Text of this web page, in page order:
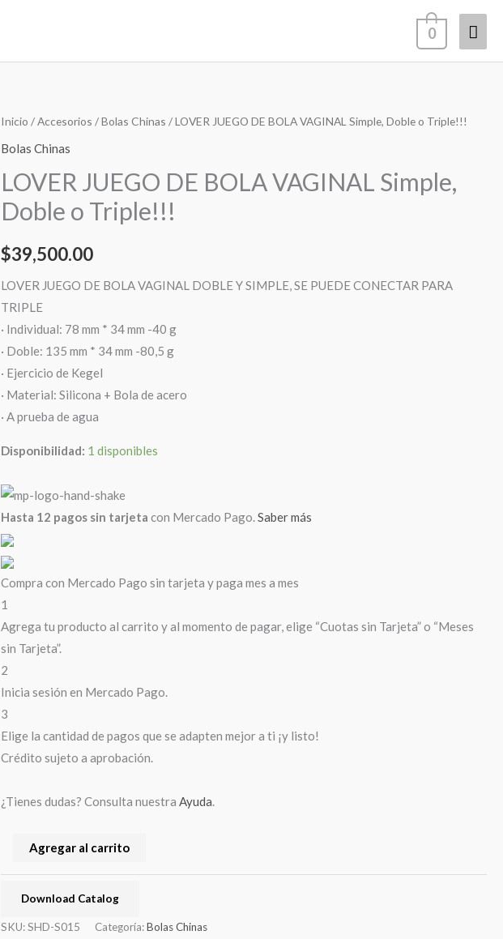
0
Inicio /Accesorios /Bolas Chinas / LOVER JUEGO DE BOLA VAGINAL Simple, Doble o Triple!!!
Bolas Chinas
LOVER JUEGO DE BOLA VAGINAL Simple,
Doble o Triple!!!
$39,500.00
LOVER JUEGO DE BOLA VAGINAL DOBLE Y SIMPLE, SE PUEDE CONECTAR PARA
TRIPLE
· Individual: 78 mm * 34 mm -40 g
· Doble: 135 mm * 34 mm -80,5 g
· Ejercicio de Kegel
· Material: Silicona + Bola de acero
· A prueba de agua
Disponibilidad: 1 disponibles
Hasta 12 pagos sin tarjeta con Mercado Pago. Saber más
Compra con Mercado Pago sin tarjeta y paga mes a mes
1
Agrega tu producto al carrito y al momento de pagar, elige “Cuotas sin Tarjeta” o “Meses
sin Tarjeta”.
2
Inicia sesión en Mercado Pago.
3
Elige la cantidad de pagos que se adapten mejor a ti ¡y listo!
Crédito sujeto a aprobación.
¿Tienes dudas? Consulta nuestra Ayuda
LOVER
JUEGO
BOLA
VAGINAL
Doble
Agregar al carrito
Download Catalog
SKU:SHD-S015 Categoría:Bolas Chinas